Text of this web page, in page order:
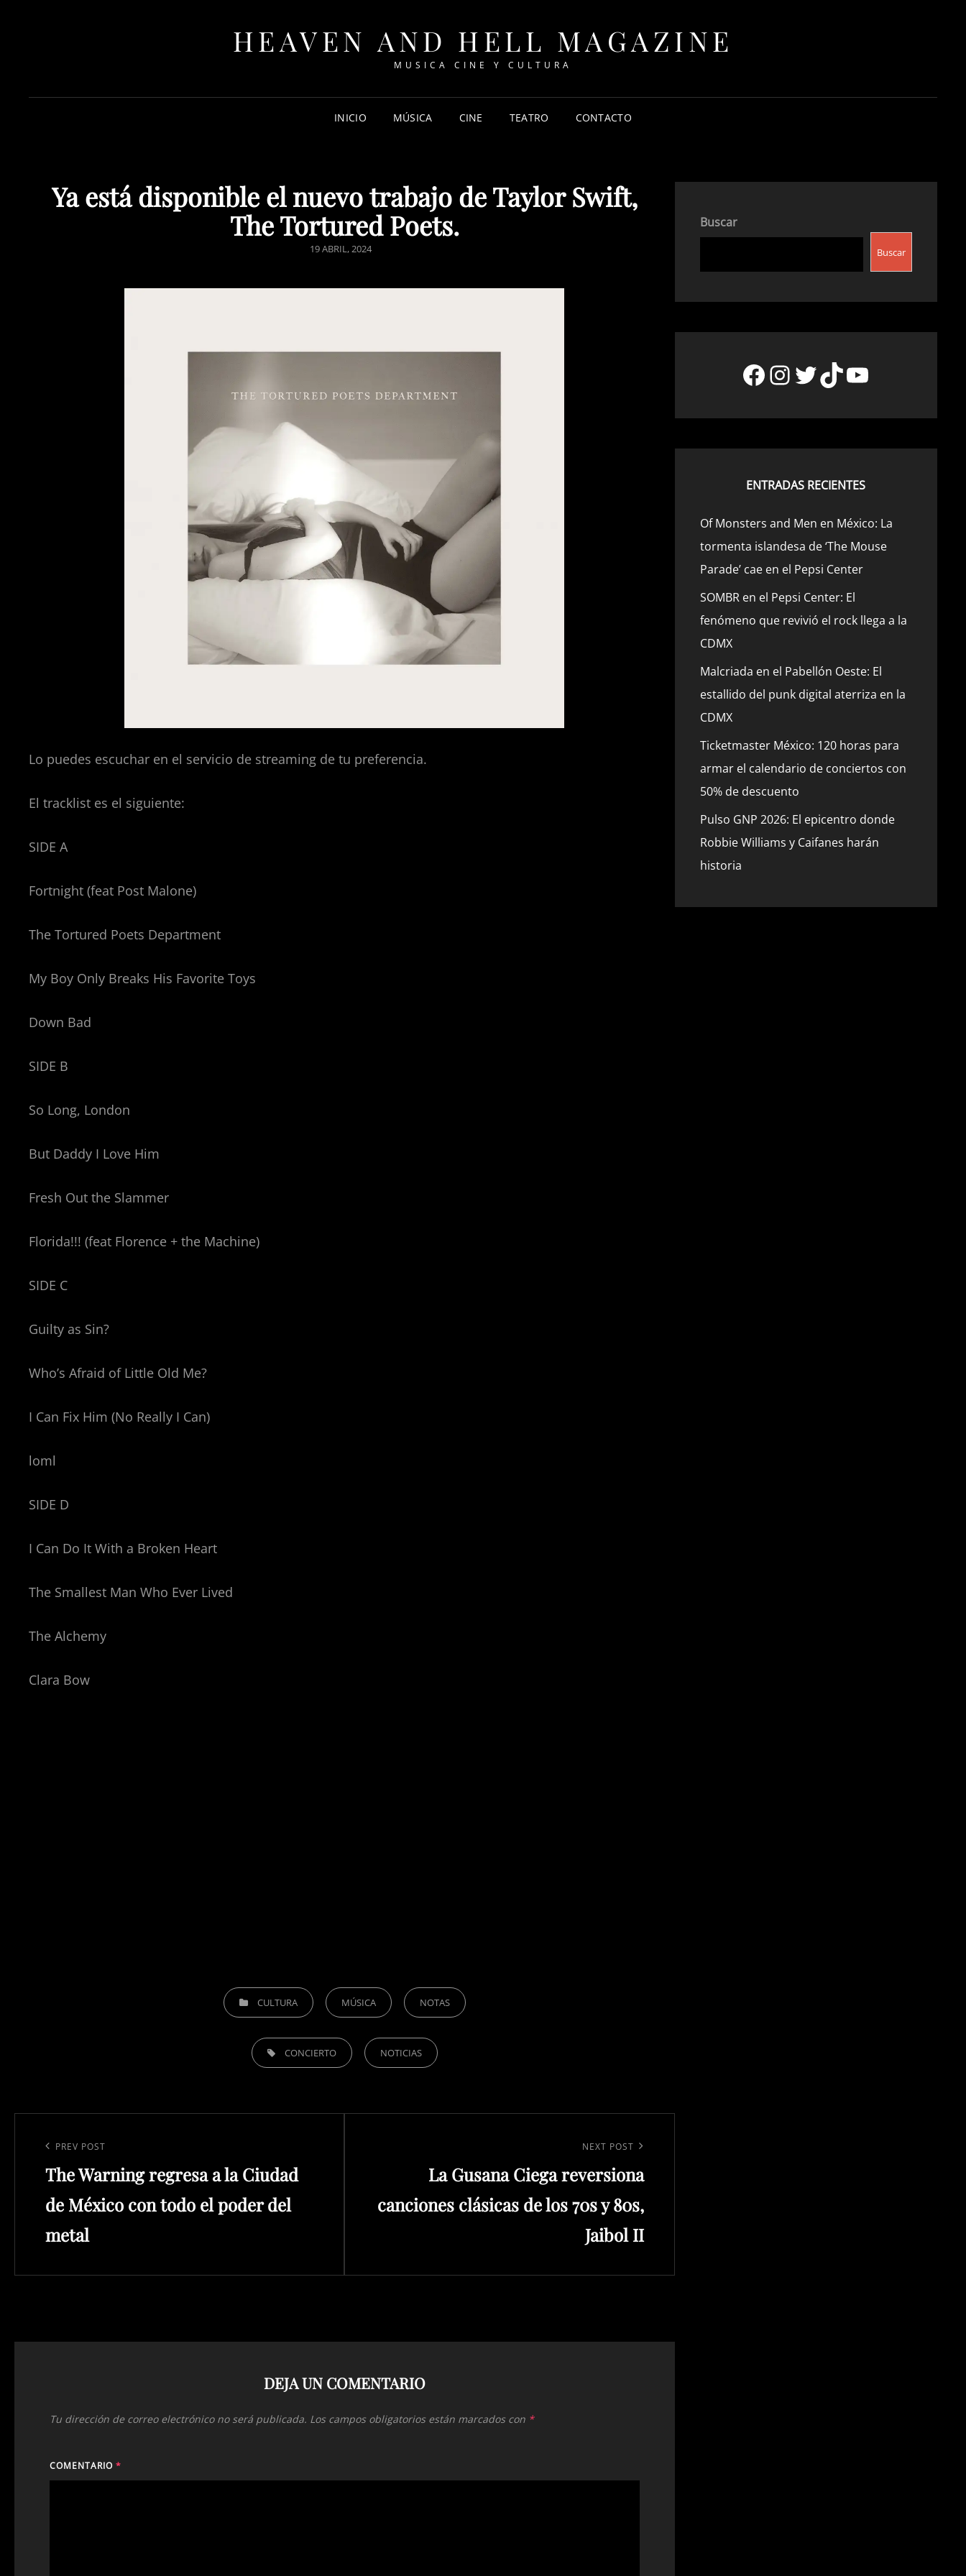
HEAVEN AND HELL MAGAZINE
MUSICA CINE Y CULTURA
INICIO MÚSICA CINE TEATRO CONTACTO
Ya está disponible el nuevo trabajo de Taylor Swift,
The Tortured Poets.
POSTED
19 ABRIL, 2024
Lo puedes escuchar en el servicio de streaming de tu preferencia.
El tracklist es el siguiente:
SIDE A
Fortnight (feat Post Malone)
The Tortured Poets Department
My Boy Only Breaks His Favorite Toys
Down Bad
SIDE B
So Long, London
But Daddy I Love Him
Fresh Out the Slammer
Florida!!! (feat Florence + the Machine)
SIDE C
Guilty as Sin?
Who’s Afraid of Little Old Me?
I Can Fix Him (No Really I Can)
loml
SIDE D
I Can Do It With a Broken Heart
The Smallest Man Who Ever Lived
The Alchemy
Clara Bow
CATEGORIESCULTURA MÚSICA NOTAS
TAGS, CONCIERTO NOTICIAS
entradas
Previous
Post
PREV POST
The Warning regresa a la Ciudad
de México con todo el poder del
metal
NEXT POST
La Gusana Ciega reversiona
canciones clásicas de los 70s y 80s,
Jaibol II
DEJA UN COMENTARIO
Tu dirección de correo electrónico no será publicada. Los campos obligatorios están marcados con *
COMENTARIO *
Buscar
Buscar
Facebook
Instagram
Twitter
TikTok
YouTube
ENTRADAS RECIENTES
Of Monsters and Men en México: La
tormenta islandesa de ‘The Mouse
Parade’ cae en el Pepsi Center
SOMBR en el Pepsi Center: El
fenómeno que revivió el rock llega a la
CDMX
Malcriada en el Pabellón Oeste: El
estallido del punk digital aterriza en la
CDMX
Ticketmaster México: 120 horas para
armar el calendario de conciertos con
50% de descuento
Pulso GNP 2026: El epicentro donde
Robbie Williams y Caifanes harán
historia